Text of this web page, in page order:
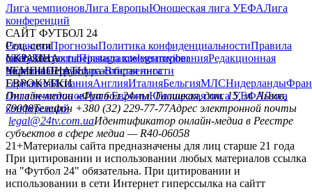
Лига чемпионовЛига ЕвропыЮношеская лига УЕФАЛига
конференций
САЙТ ФУТБОЛ 24
РедакцияПрогнозыПолитика конфиденциальностиПравила
сайтуКонтактыПравила комментированияРедакционная
политикаСтруктура собственности
Соц. сети
facebookxyoutubeinstagramtelegramviber
УКРАИНА
УкраинаПервая лигаВторая лига
ЧЕМПИОНАТЫ
ГерманияИспанияАнглияИталияБельгияМЛСНидерланды
ЕВРОКУБКИ
Лига чемпионовЛига ЕвропыЮношеская лига УЕФАЛига
конференций
Онлайн-медиа «Футбол 24»пл. Галицкая, дом. 15, м. Львов,
79008Телефон +380 (32) 229-77-77Адрес электронной почты
legal@24tv.com.uaИдентификатор онлайн-медиа в Реестре
субъектов в сфере медиа — R40-06058
21+Материалы сайта предназначены для лиц старше 21 года
При цитировании и использовании любых материалов ссылка
на "Футбол 24" обязательна. При цитировании и
использовании в сети Интернет гиперссылка на сайтт